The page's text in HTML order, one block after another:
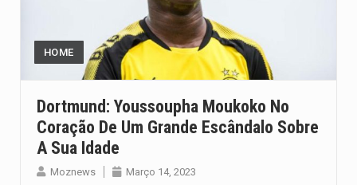
A nova legislação estabelece um prazo de 180 dias para…
HOME
Dortmund: Youssoupha Moukoko No
Coração De Um Grande Escândalo Sobre
A Sua Idade
Moznews Março 14, 2023